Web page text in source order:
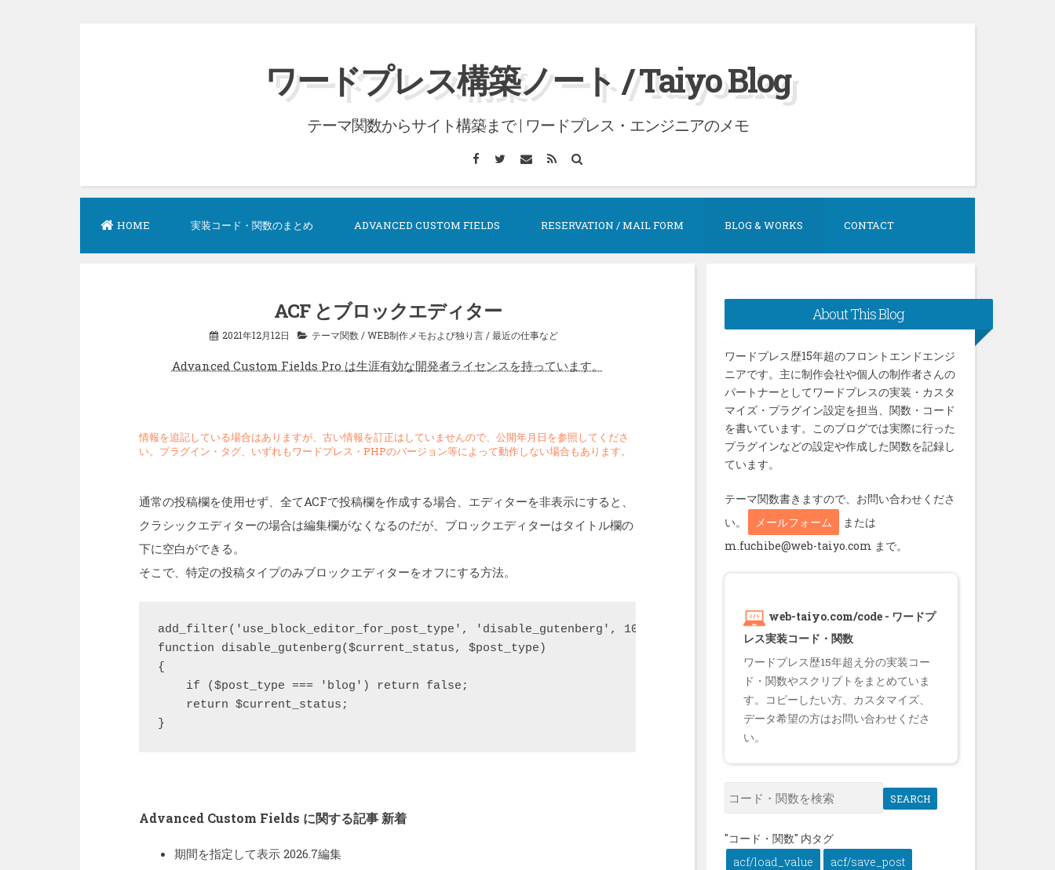
キ
ワードプレス構築ノート / Taiyo Blog
テーマ関数からサイト構築まで | ワードプレス・エンジニアのメモ
Facebook
Twitterメ
RSS
HOME 実装コード・関数のまとめ ADVANCED CUSTOM FIELDS RESERVATION / MAIL FORM BLOG & WORKS CONTACT
ACF とブロックエディター
2021年12月12日 テーマ関数/WEB制作メモおよび独り言/最近の仕事など
Advanced Custom Fields Pro は生涯有効な開発者ライセンスを持っています。
情報を追記している場合はありますが、古い情報を訂正はしていませんので、公開年月日を参照してくださ
い。プラグイン・タグ、いずれもワードプレス・PHPのバージョン等によって動作しない場合もあります。
通常の投稿欄を使用せず、全てACFで投稿欄を作成する場合、エディターを非表示にすると、
クラシックエディターの場合は編集欄がなくなるのだが、ブロックエディターはタイトル欄の
下に空白ができる。
そこで、特定の投稿タイプのみブロックエディターをオフにする方法。
add_filter('use_block_editor_for_post_type', 'disable_gutenberg', 10, 2);
function disable_gutenberg($current_status, $post_type)
{
    if ($post_type === 'blog') return false;
    return $current_status;
}
Advanced Custom Fields に関する記事 新着
期間を指定して表示 2026.7編集
About This Blog
ワードプレス歴15年超のフロントエンドエンジ
ニアです。主に制作会社や個人の制作者さんの
パートナーとしてワードプレスの実装・カスタ
マイズ・プラグイン設定を担当、関数・コード
を書いています。このブログでは実際に行った
プラグインなどの設定や作成した関数を記録し
ています。
テーマ関数書きますので、お問い合わせくださ
い。
メールフォーム
または
m.fuchibe@web-taiyo.com まで。
web-taiyo.com/code - ワードプ
レス実装コード・関数
ワードプレス歴15年超え分の実装コー
ド・関数やスクリプトをまとめていま
す。コピーしたい方、カスタマイズ、
データ希望の方はお問い合わせくださ
い。
SEARCH
"コード・関数" 内タグ
acf/load_value
acf/save_post